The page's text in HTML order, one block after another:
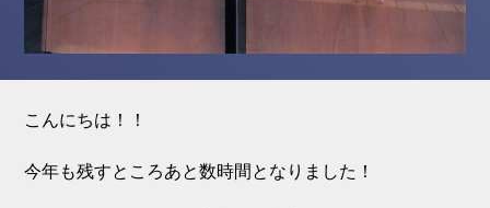
こんにちは！！
今年も残すところあと数時間となりました！